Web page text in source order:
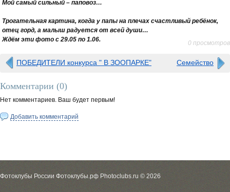
Мой самый сильный – паповоз…
Трогательная картина, когда у папы на плечах счастливый ребёнок,
отец горд, а малыш радуется от всей души…
Ждём эти фото с 29.05 по 1.06.
0 просмотров
ПОБЕДИТЕЛИ конкурса " В ЗООПАРКЕ" Семейство
Комментарии (0)
Нет комментариев. Ваш будет первым!
Добавить комментарий
Фотоклубы России Фотоклубы.рф Photoclubs.ru © 2026